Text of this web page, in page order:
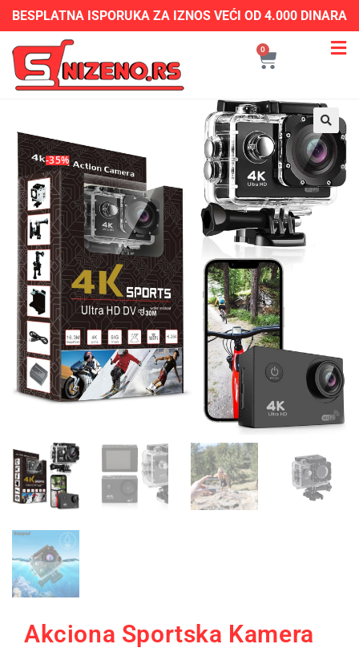
BESPLATNA ISPORUKA ZA IZNOS VEĆI OD 4.000 DINARA
0
-35%
Akciona Sportska Kamera